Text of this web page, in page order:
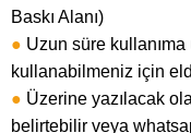
Baskı Alanı)
● Uzun süre
kullanabilmeniz için
● Üzerine yazılacak
belirtebilir veya